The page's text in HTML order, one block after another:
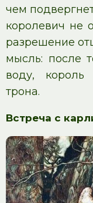
чем
королевич не
разрешение
мысль: после
воду, король
трона.
Встреча с